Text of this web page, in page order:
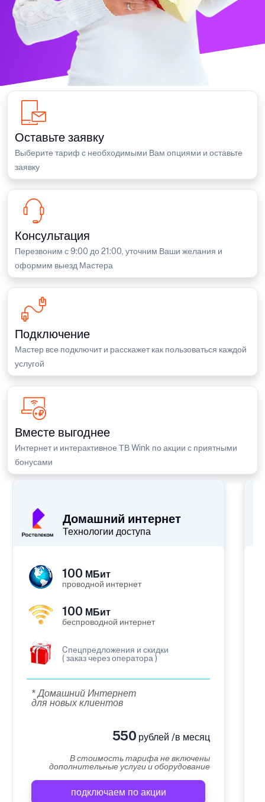
Оставьте заявку
Выберите тариф с необходимыми Вам опциями и оставьте
заявку
Консультация
Перезвоним с 9:00 до 21:00, уточним Ваши желания и
оформим выезд Мастера
Подключение
Мастер все подключит и расскажет как пользоваться каждой
услугой
Вместе выгоднее
Интернет и интерактивное ТВ Wink по акции с приятными
бонусами
Домашний интернет
Технологии доступа
100 МБит
проводной интернет
100 МБит
беспроводной интернет
Cпецпредложения и скидки
( заказ через оператора )
* Домашний Интернет
для новых клиентов
550 рублей /в месяц
В стоимость тарифа не включены
дополнительные услуги и оборудование
подключаем по акции